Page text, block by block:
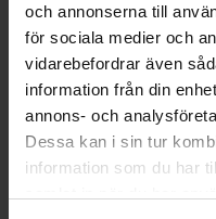
och annonserna till
för sociala medier och
vidarebefordrar även
information från din
annons- och
Dessa kan i sin tur
information som du har
nyskick. Endast uppackad och
testad. Full garanti.
5799 kr
7295 kr
store local_shipping